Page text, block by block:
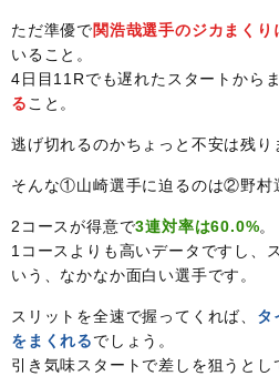
ただ準優で関浩哉選手のジカまくり
いること。
4日目11Rでも遅れたスタートから
ること。
逃げ切れるのかちょっと不安は残り
そんな①山崎選手に迫るのは②野村
2コースが得意で3連対率は60.0%。
1コースよりも高いデータですし、
いう、なかなか面白い選手です。
スリットを全速で握ってくれば、 タ
をまくれるでしょう。
引き気味スタートで差しを狙うとし